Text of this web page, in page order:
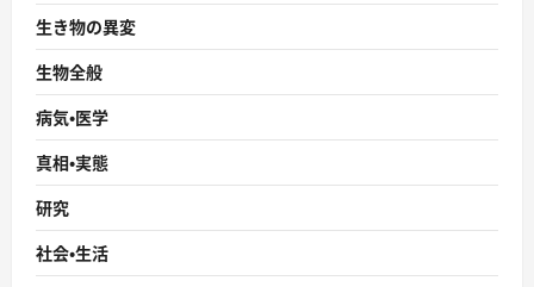
生き物の異変
生物全般
病気・医学
真相・実態
研究
社会・生活